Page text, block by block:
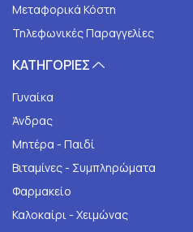
Μεταφορικά Κόστη
Τηλεφωνικές Παραγγελίες
ΚΑΤΗΓΟΡΙΕΣ
Γυναίκα
Άνδρας
Μητέρα - Παιδί
Βιταμίνες - Συμπληρώματα
Φαρμακείο
Καλοκαίρι - Χειμώνας